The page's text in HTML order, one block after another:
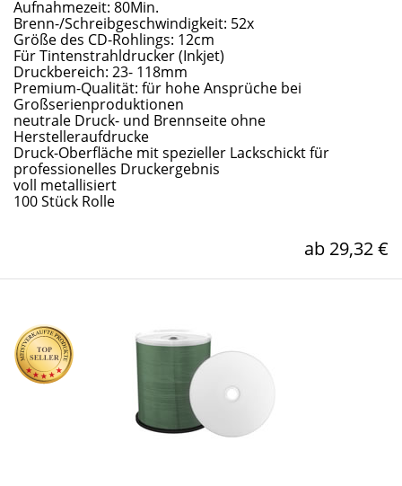
Aufnahmezeit: 80Min.
Brenn-/Schreibgeschwindigkeit: 52x
Größe des CD-Rohlings: 12cm
Für Tintenstrahldrucker (Inkjet)
Druckbereich: 23- 118mm
Premium-Qualität: für hohe Ansprüche bei
Großserienproduktionen
neutrale Druck- und Brennseite ohne
Herstelleraufdrucke
Druck-Oberfläche mit spezieller Lackschickt für
professionelles Druckergebnis
voll metallisiert
100 Stück Rolle
ab 29,32 €